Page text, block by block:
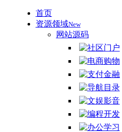
首页
资源领域New
网站源码